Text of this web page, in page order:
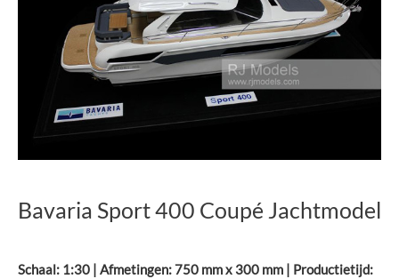
Bavaria Sport 400 Coupé Jachtmodel
Schaal: 1:30 | Afmetingen: 750 mm x 300 mm | Productietijd: